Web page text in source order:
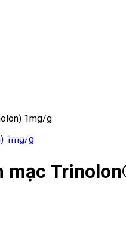
1mg/g
mạc